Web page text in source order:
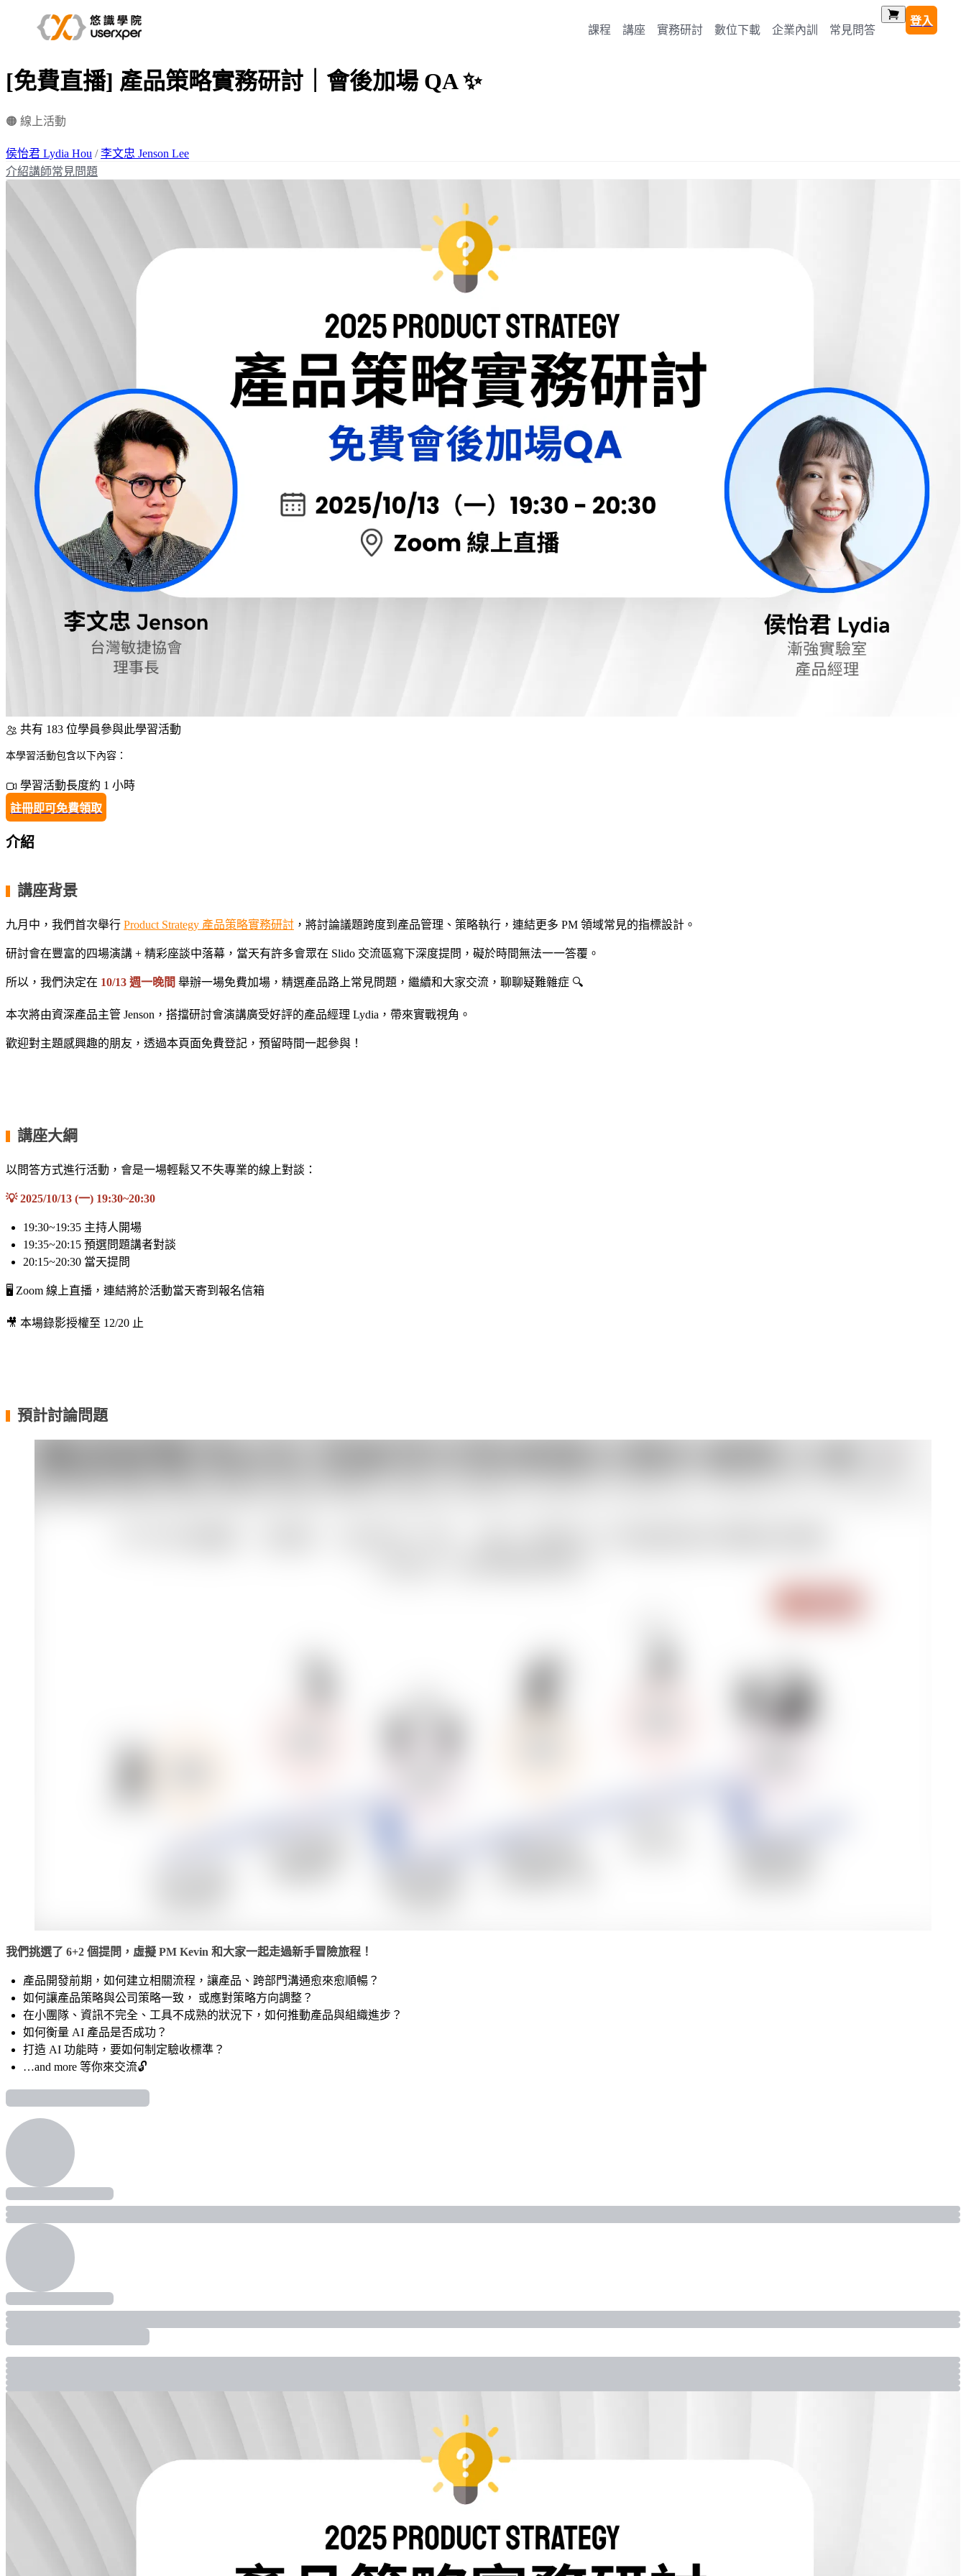
課程 講座 實務研討 數位下載 企業內訓 常見問答
登入
[免費直播] 產品策略實務研討｜會後加場 QA ✨
🟠 線上活動
侯怡君 Lydia Hou /李文忠 Jenson Lee
介紹講師常見問題
共有 183 位學員參與此學習活動
本學習活動包含以下內容：
學習活動長度約 1 小時
註冊即可免費領取
介紹
講座背景
九月中，我們首次舉行 Product Strategy 產品策略實務研討 ，將討論議題跨度到產品管理、策略執行，連結更多 PM 領域常見的指標設計。
研討會在豐富的四場演講 + 精彩座談中落幕，當天有許多會眾在 Slido 交流區寫下深度提問，礙於時間無法一一答覆。
所以，我們決定在 10/13 週一晚間 舉辦一場免費加場，精選產品路上常見問題，繼續和大家交流，聊聊疑難雜症 🔍
本次將由資深產品主管 Jenson，搭擋研討會演講廣受好評的產品經理 Lydia，帶來實戰視角。
歡迎對主題感興趣的朋友，透過本頁面免費登記，預留時間一起參與！
講座大綱
以問答方式進行活動，會是一場輕鬆又不失專業的線上對談：
💡 2025/10/13 (一) 19:30~20:30
19:30~19:35 主持人開場
19:35~20:15 預選問題講者對談
20:15~20:30 當天提問
🖥️ Zoom 線上直播，連結將於活動當天寄到報名信箱
🎥 本場錄影授權至 12/20 止
預計討論問題
我們挑選了 6+2 個提問，虛擬 PM Kevin 和大家一起走過新手冒險旅程！
產品開發前期，如何建立相關流程，讓產品、跨部門溝通愈來愈順暢？
如何讓產品策略與公司策略一致， 或應對策略方向調整？
在小團隊、資訊不完全、工具不成熟的狀況下，如何推動產品與組織進步？
如何衡量 AI 產品是否成功？
打造 AI 功能時，要如何制定驗收標準？
…and more 等你來交流🔓